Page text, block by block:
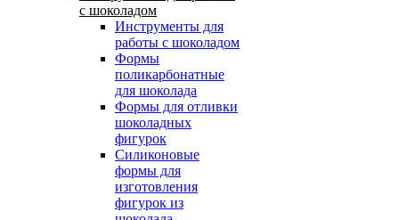
с шоколадом
Инструменты для
работы с шоколадом
Формы
поликарбонатные
для шоколада
Формы для отливки
шоколадных
фигурок
Силиконовые
формы для
изготовления
фигурок из